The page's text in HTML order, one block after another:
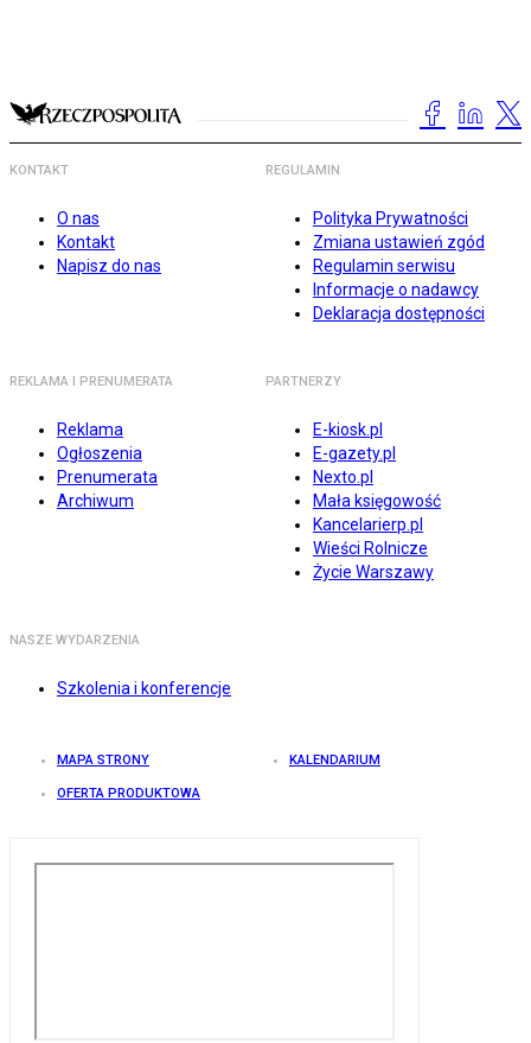
KONTAKT
O nas
Kontakt
Napisz do nas
REGULAMIN
Polityka Prywatności
Zmiana ustawień zgód
Regulamin serwisu
Informacje o nadawcy
Deklaracja dostępności
REKLAMA I PRENUMERATA
Reklama
Ogłoszenia
Prenumerata
Archiwum
PARTNERZY
E-kiosk.pl
E-gazety.pl
Nexto.pl
Mała księgowość
Kancelarierp.pl
Wieści Rolnicze
Życie Warszawy
NASZE WYDARZENIA
Szkolenia i konferencje
MAPA STRONY KALENDARIUM
OFERTA PRODUKTOWA